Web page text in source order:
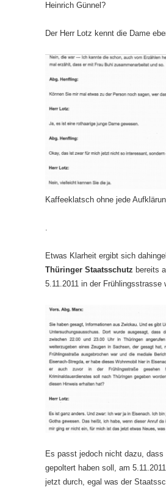
Heinrich Günnel?
Der Herr Lotz kennt die Dame
Kaffeeklatsch ohne jede
Etwas Klarheit ergibt sich
Thüringer Staatsschutz bereits
5.11.2011 in der Frühlingsstrasse
Es passt jedoch nicht dazu, dass
gepoltert haben soll, am
jetzt durch, egal was der